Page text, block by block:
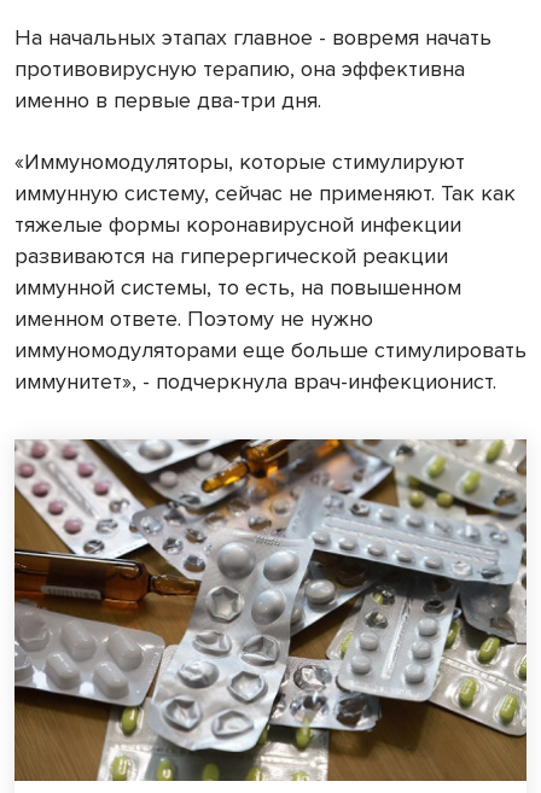
На начальных этапах главное - вовремя начать
противовирусную терапию, она эффективна
именно в первые два-три дня.
«Иммуномодуляторы, которые стимулируют
иммунную систему, сейчас не применяют. Так как
тяжелые формы коронавирусной инфекции
развиваются на гиперергической реакции
иммунной системы, то есть, на повышенном
именном ответе. Поэтому не нужно
иммуномодуляторами еще больше стимулировать
иммунитет», - подчеркнула врач-инфекционист.